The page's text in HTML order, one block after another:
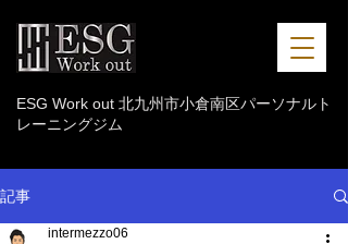
ESG Work out 北九州市小倉南区パーソナルト
レーニングジム
記事
intermezzo06